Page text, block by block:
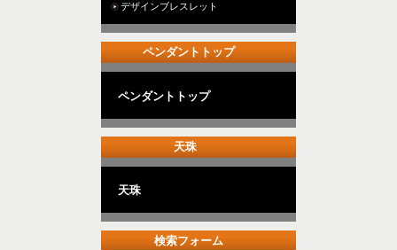
デザインブレスレット
ペンダントトップ
ペンダントトップ
天珠
天珠
検索フォーム